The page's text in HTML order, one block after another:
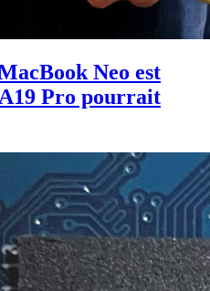
Neo est
Pro pourrait